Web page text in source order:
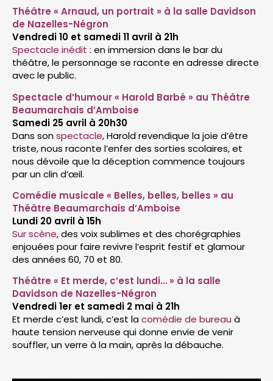
Théâtre « Arnaud, un portrait » à la salle Davidson
de Nazelles-Négron
Vendredi 10 et samedi 11 avril à 21h
Spectacle inédit : en immersion dans le bar du
théâtre, le personnage se raconte en adresse directe
avec le public.
Spectacle d’humour « Harold Barbé » au Théâtre
Beaumarchais d’Amboise
Samedi 25 avril à 20h30
Dans sonspectacle, Harold revendique la joie d’être
triste, nous raconte l’enfer des sorties scolaires, et
nous dévoile que la déception commence toujours
par un clin d’œil.
Comédie musicale « Belles, belles, belles » au
Théâtre Beaumarchais d’Amboise
Lundi 20 avril à 15h
Sur scène, des voix sublimes et des chorégraphies
enjouées pour faire revivre l’esprit festif et glamour
des années 60, 70 et 80.
Théâtre « Et merde, c’est lundi… » à la salle
Davidson de Nazelles-Négron
Vendredi 1er et samedi 2 mai à 21h
Et merde c’est lundi, c’est lacomédie de bureau à
haute tension nerveuse qui donne envie de venir
souffler, un verre à la main, après la débauche.